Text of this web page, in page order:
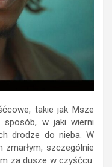
takie jak Msze
w jaki wierni
drodze do nieba. W
zmarłym, szczególnie
za dusze w czyśćcu.